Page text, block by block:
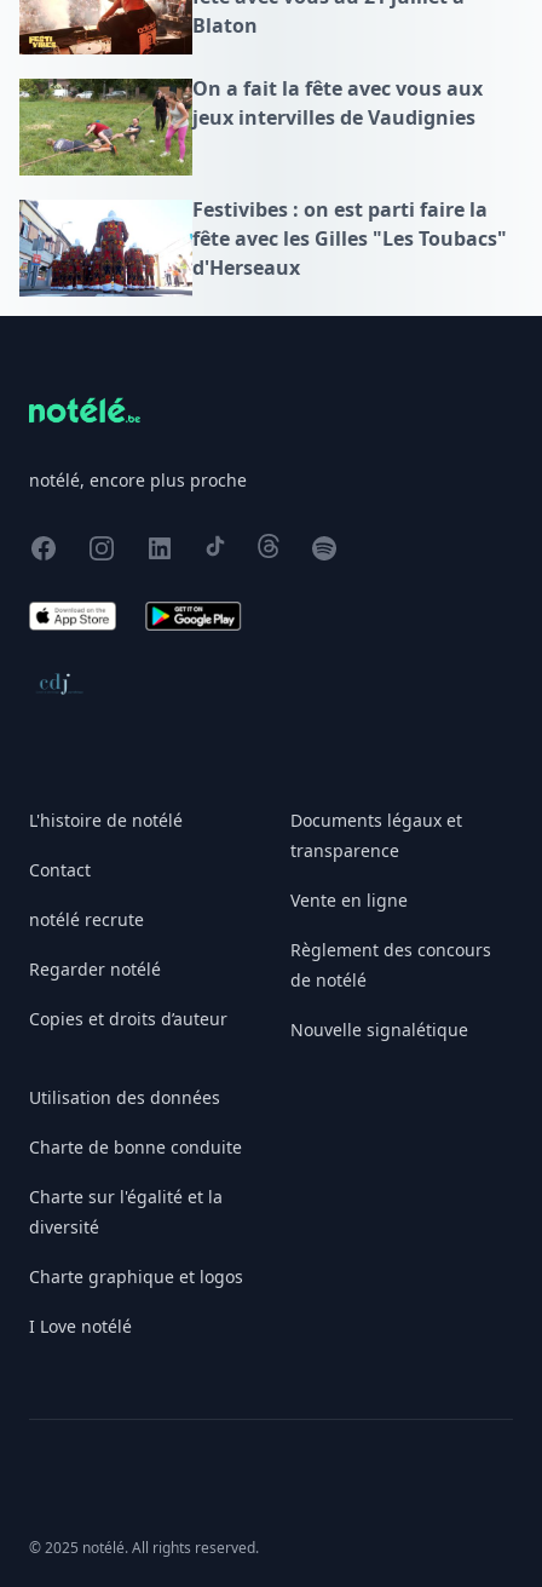
Blaton
On a fait la fête avec vous aux
jeux intervilles de Vaudignies
Festivibes : on est parti faire la
fête avec les Gilles "Les Toubacs"
d'Herseaux
notélé, encore plus proche
FacebookInstagram
X TikTokThreadsSpotify
App Store Google Play
Conseil de déontologie journalistique
L'histoire de notélé
Contact
notélé recrute
Regarder notélé
Copies et droits d’auteur
Utilisation des données
Charte de bonne conduite
Charte sur l'égalité et la
diversité
Charte graphique et logos
I Love notélé
Documents légaux et
transparence
Vente en ligne
Règlement des concours
de notélé
Nouvelle signalétique
© 2025 notélé. All rights reserved.